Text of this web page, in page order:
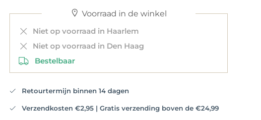
Voorraad in de winkel
Niet op voorraad in Haarlem
Niet op voorraad in Den Haag
Bestelbaar
Retourtermijn binnen 14 dagen
Verzendkosten €2,95 | Gratis verzending boven de €24,99